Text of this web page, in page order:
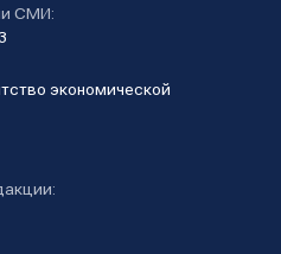
СМИ:
экономической